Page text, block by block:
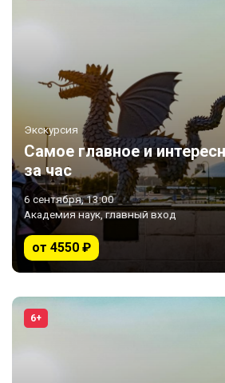
Экскурсия
Самое главное и
за час
6 сентября, 13:00
Академия наук, главный вход
от 4550 ₽
6+